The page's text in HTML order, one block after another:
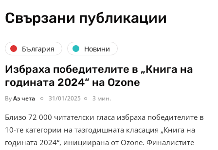
Свързани публикации
България Новини
Избраха победителите в „Книга на
годината 2024“ на Ozone
ByАз чета 31/01/2025 3 мин.
Близо 72 000 читателски гласа избраха победителите в
10-те категории на тазгодишната класация „Книга на
годината 2024“, инициирана от Ozone. Финалистите